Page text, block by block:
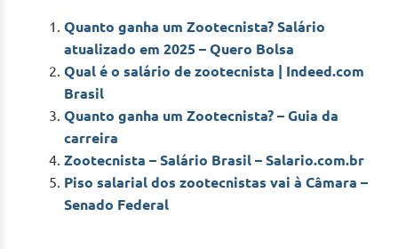
Quanto ganha um Zootecnista? Salário
atualizado em 2025 – Quero Bolsa
Qual é o salário de zootecnista | Indeed.com
Brasil
Quanto ganha um Zootecnista? – Guia da
carreira
Zootecnista – Salário Brasil – Salario.com.br
Piso salarial dos zootecnistas vai à Câmara –
Senado Federal